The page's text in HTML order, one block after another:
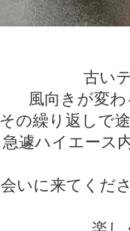
古い
風向きが変
その繰り返しで
急遽ハイエース
会いに来てくだ